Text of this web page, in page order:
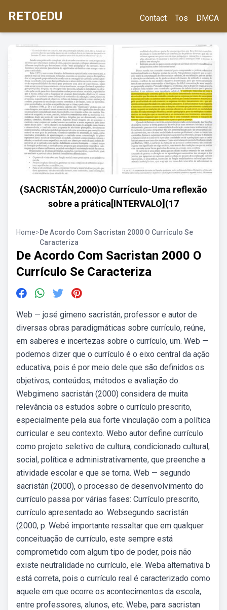
RETOEDU Contact Tos DMCA
(SACRISTÁN,2000)O Currículo-Uma reflexão
sobre a prática[INTERVALO](17
Home>De Acordo Com Sacristan 2000 O Currículo Se
Caracteriza
De Acordo Com Sacristan 2000 O
Currículo Se Caracteriza
Web — josé gimeno sacristán, professor e autor de
diversas obras paradigmáticas sobre currículo, reúne,
em saberes e incertezas sobre o currículo, um. Web —
podemos dizer que o currículo é o eixo central da ação
educativa, pois é por meio dele que são definidos os
objetivos, conteúdos, métodos e avaliação do.
Webgimeno sacristán (2000) considera de muita
relevância os estudos sobre o currículo prescrito,
especialmente pela sua forte vinculação com a política
curricular e seu contexto. Webo autor define currículo
como projeto seletivo de cultura, condicionado cultural,
social, política e administrativamente, que preenche a
atividade escolar e que se torna. Web — segundo
sacristán (2000), o processo de desenvolvimento do
currículo passa por várias fases: Currículo prescrito,
currículo apresentado ao. Websegundo sacristán
(2000, p. Webé importante ressaltar que em qualquer
conceituação de currículo, este sempre está
comprometido com algum tipo de poder, pois não
existe neutralidade no currículo, ele. Weba alternativa b
está correta, pois o currículo real é caracterizado como
aquele em que ocorre os acontecimentos da escola,
entre professores, alunos, etc. Webe, para sacristan